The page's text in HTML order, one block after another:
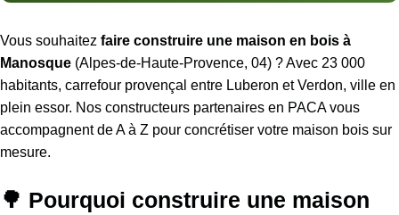
Vous souhaitez faire construire une maison en bois à
Manosque (Alpes-de-Haute-Provence, 04) ? Avec 23 000
habitants, carrefour provençal entre Luberon et Verdon, ville en
plein essor. Nos constructeurs partenaires en PACA vous
accompagnent de A à Z pour concrétiser votre maison bois sur
mesure.
🌳 Pourquoi construire une maison